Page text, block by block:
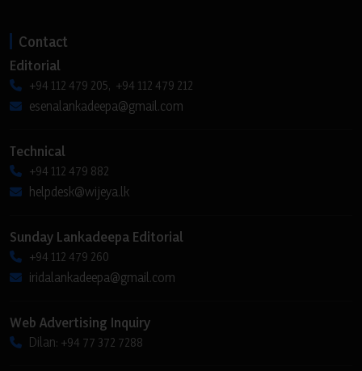
Contact
Editorial
+94 112 479 205, +94 112 479 212
esenalankadeepa@gmail.com
Technical
+94 112 479 882
helpdesk@wijeya.lk
Sunday Lankadeepa Editorial
+94 112 479 260
iridalankadeepa@gmail.com
Web Advertising Inquiry
Dilan: +94 77 372 7288